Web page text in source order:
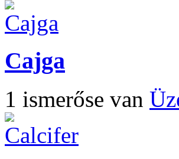
Cajga
1 ismerőse van